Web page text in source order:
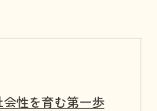
性を育む第一歩